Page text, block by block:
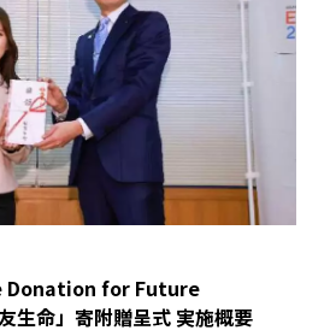
Donation for Future
命」寄附贈呈式 実施概要